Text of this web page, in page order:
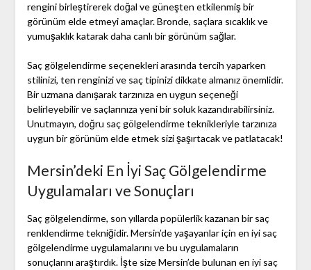
rengini birleştirerek doğal ve güneşten etkilenmiş bir
görünüm elde etmeyi amaçlar. Bronde, saçlara sıcaklık ve
yumuşaklık katarak daha canlı bir görünüm sağlar.
Saç gölgelendirme seçenekleri arasında tercih yaparken
stilinizi, ten renginizi ve saç tipinizi dikkate almanız önemlidir.
Bir uzmana danışarak tarzınıza en uygun seçeneği
belirleyebilir ve saçlarınıza yeni bir soluk kazandırabilirsiniz.
Unutmayın, doğru saç gölgelendirme teknikleriyle tarzınıza
uygun bir görünüm elde etmek sizi şaşırtacak ve patlatacak!
Mersin’deki En İyi Saç Gölgelendirme
Uygulamaları ve Sonuçları
Saç gölgelendirme, son yıllarda popülerlik kazanan bir saç
renklendirme tekniğidir. Mersin’de yaşayanlar için en iyi saç
gölgelendirme uygulamalarını ve bu uygulamaların
sonuçlarını araştırdık. İşte size Mersin’de bulunan en iyi saç